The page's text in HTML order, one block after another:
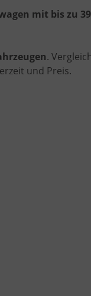
mit bis zu
.
und Preis.